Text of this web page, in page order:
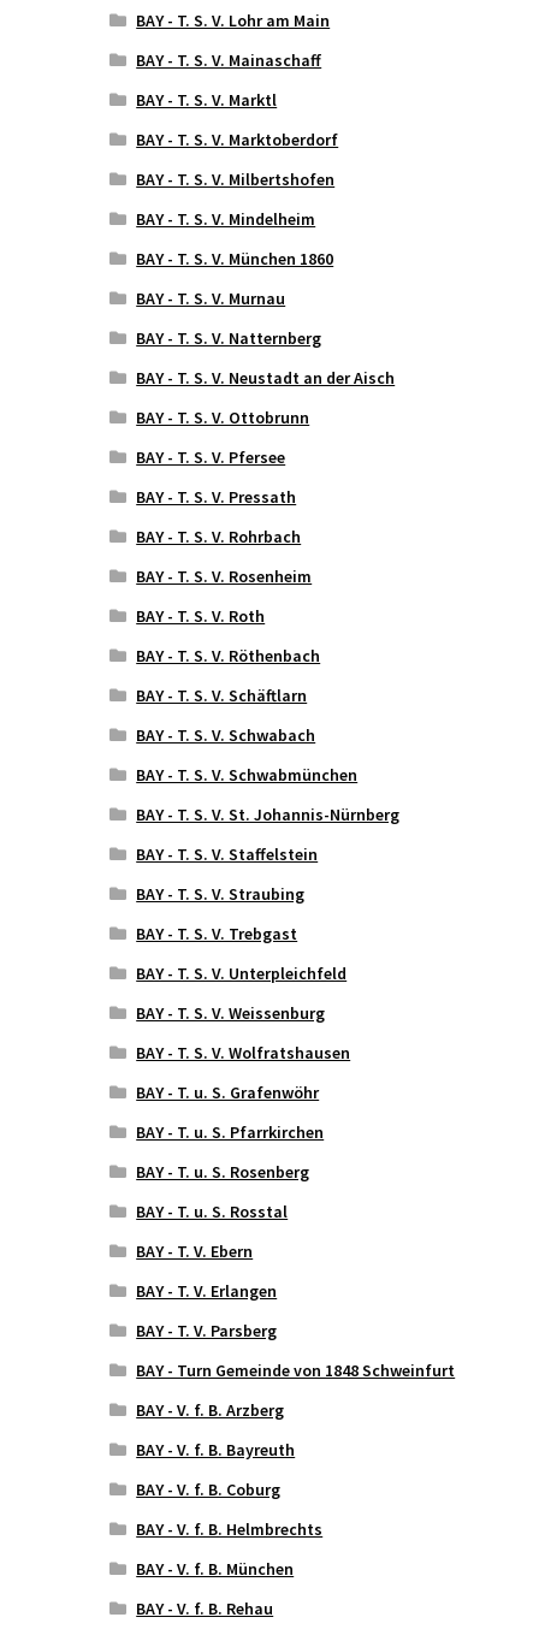
BAY - T. S. V. Lohr am Main
BAY - T. S. V. Mainaschaff
BAY - T. S. V. Marktl
BAY - T. S. V. Marktoberdorf
BAY - T. S. V. Milbertshofen
BAY - T. S. V. Mindelheim
BAY - T. S. V. München 1860
BAY - T. S. V. Murnau
BAY - T. S. V. Natternberg
BAY - T. S. V. Neustadt an der Aisch
BAY - T. S. V. Ottobrunn
BAY - T. S. V. Pfersee
BAY - T. S. V. Pressath
BAY - T. S. V. Rohrbach
BAY - T. S. V. Rosenheim
BAY - T. S. V. Roth
BAY - T. S. V. Röthenbach
BAY - T. S. V. Schäftlarn
BAY - T. S. V. Schwabach
BAY - T. S. V. Schwabmünchen
BAY - T. S. V. St. Johannis-Nürnberg
BAY - T. S. V. Staffelstein
BAY - T. S. V. Straubing
BAY - T. S. V. Trebgast
BAY - T. S. V. Unterpleichfeld
BAY - T. S. V. Weissenburg
BAY - T. S. V. Wolfratshausen
BAY - T. u. S. Grafenwöhr
BAY - T. u. S. Pfarrkirchen
BAY - T. u. S. Rosenberg
BAY - T. u. S. Rosstal
BAY - T. V. Ebern
BAY - T. V. Erlangen
BAY - T. V. Parsberg
BAY - Turn Gemeinde von 1848 Schweinfurt
BAY - V. f. B. Arzberg
BAY - V. f. B. Bayreuth
BAY - V. f. B. Coburg
BAY - V. f. B. Helmbrechts
BAY - V. f. B. München
BAY - V. f. B. Rehau